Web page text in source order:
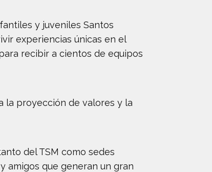
y juveniles Santos
experiencias únicas en el
recibir a cientos de equipos
la proyección de valores y la
del TSM como sedes
amigos que generan un gran